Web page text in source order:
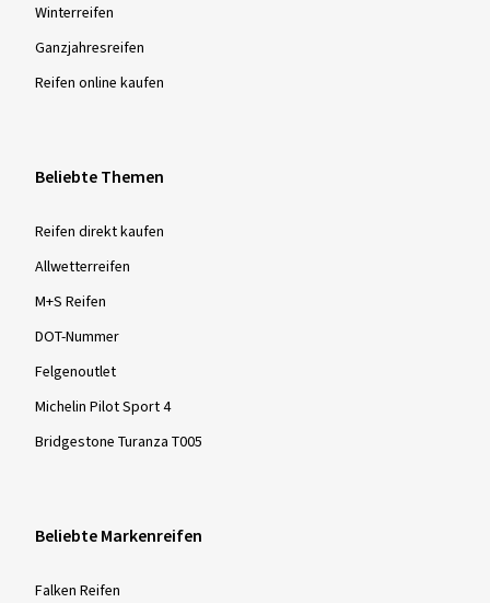
Winter­reifen
Ganzjahres­reifen
Reifen online kaufen
Beliebte Themen
Reifen direkt kaufen
Allwetterreifen
M+S Reifen
DOT-Nummer
Felgenoutlet
Michelin Pilot Sport 4
Bridgestone Turanza T005
Beliebte Markenreifen
Falken Reifen